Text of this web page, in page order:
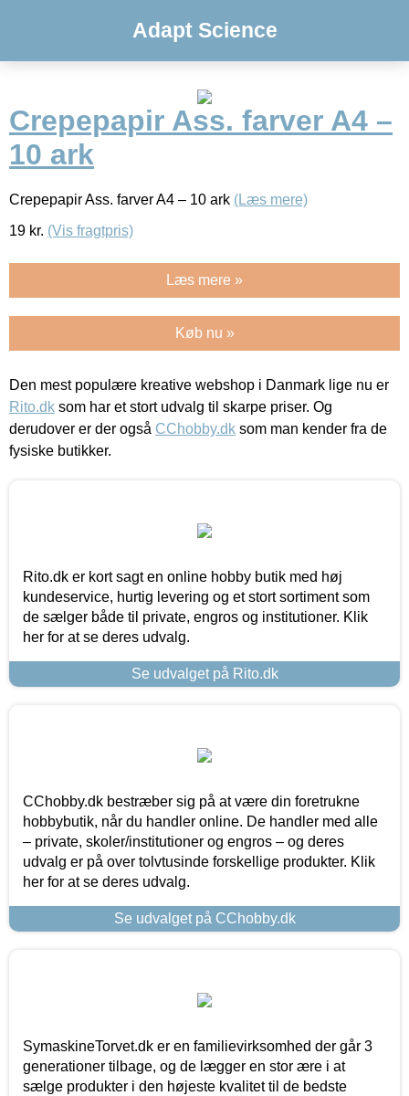
Adapt Science
Crepepapir Ass. farver A4 –
10 ark
Crepepapir Ass. farver A4 – 10 ark (Læs mere)
19 kr. (Vis fragtpris)
Læs mere »
Køb nu »
Den mest populære kreative webshop i Danmark lige nu er
Rito.dk som har et stort udvalg til skarpe priser. Og
derudover er der også CChobby.dk som man kender fra de
fysiske butikker.
Rito.dk er kort sagt en online hobby butik med høj
kundeservice, hurtig levering og et stort sortiment som
de sælger både til private, engros og institutioner. Klik
her for at se deres udvalg.
Se udvalget på Rito.dk
CChobby.dk bestræber sig på at være din foretrukne
hobbybutik, når du handler online. De handler med alle
– private, skoler/institutioner og engros – og deres
udvalg er på over tolvtusinde forskellige produkter. Klik
her for at se deres udvalg.
Se udvalget på CChobby.dk
SymaskineTorvet.dk er en familievirksomhed der går 3
generationer tilbage, og de lægger en stor ære i at
sælge produkter i den højeste kvalitet til de bedste